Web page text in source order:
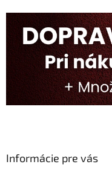
Informácie pre vás